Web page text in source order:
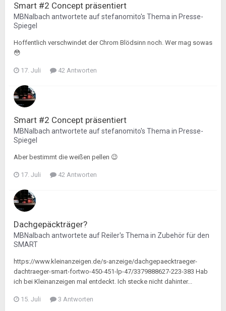
Smart #2 Concept präsentiert
MBNalbach antwortete aufstefanomito's Thema in Presse-
Spiegel
Hoffentlich verschwindet der Chrom Blödsinn noch. Wer mag sowas
😳
17. Juli 42 Antworten
Smart #2 Concept präsentiert
MBNalbach antwortete aufstefanomito's Thema in Presse-
Spiegel
Aber bestimmt die weißen pellen 😉
17. Juli 42 Antworten
Dachgepäckträger?
MBNalbach antwortete auf Reiler's Thema in Zubehör für den
SMART
https://www.kleinanzeigen.de/s-anzeige/dachgepaecktraeger-
dachtraeger-smart-fortwo-450-451-lp-47/3379888627-223-383 Hab
ich bei Kleinanzeigen mal entdeckt. Ich stecke nicht dahinter...
15. Juli 3 Antworten